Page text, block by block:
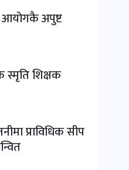
आयोगकै अपुष्ट
शिक्षक
प्राविधिक सीप